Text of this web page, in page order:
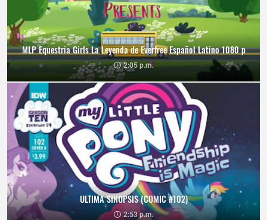
MLP Equestria Girls La Leyenda de Everfree Español Latino 1080 p
2:05 p.m.
ULTIMA SINOPSIS (COMIC #102)
2:53 p.m.